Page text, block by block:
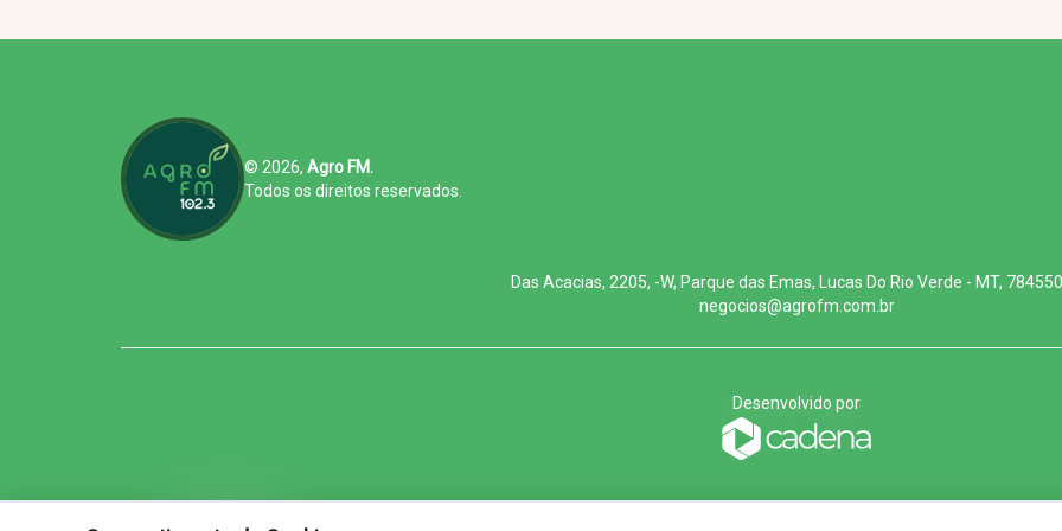
© 2026, Agro FM.
Todos os direitos reservados.
Das Acacias, 2205, -W, Parque das Emas, Lucas Do Rio Verde - MT,
negocios@agrofm.com.br
Desenvolvido por